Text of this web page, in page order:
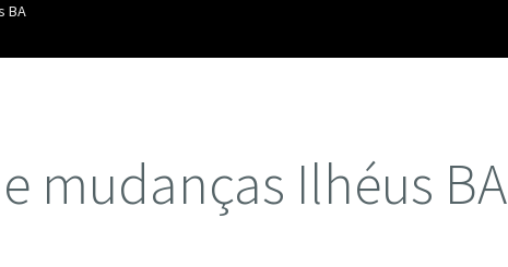
BA
mudanças Ilhéus BA